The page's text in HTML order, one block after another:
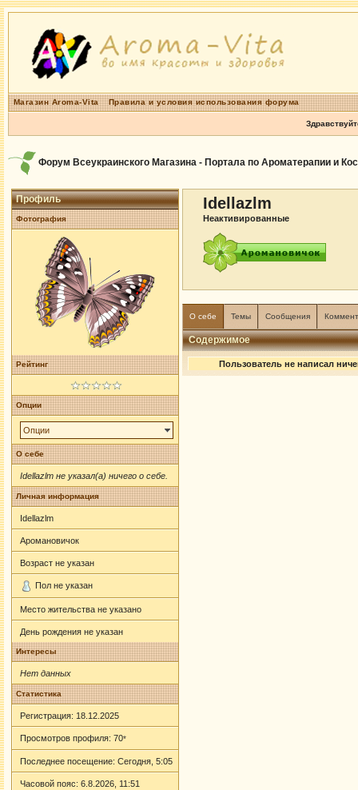
Магазин Aroma-Vita Правила и условия использования форума
Форум Всеукраинского Магазина - Портала по Ароматерапии и
Профиль
Фотография
Рейтинг
Опции
Опции
О себе
Idellazlm не указал(а) ничего о себе.
Личная информация
Idellazlm
Аромановичок
Возраст не указан
Пол не указан
Место жительства не указано
День рождения не указан
Интересы
Нет данных
Статистика
Регистрация: 18.12.2025
Просмотров профиля: 70*
Последнее посещение: Сегодня, 5:05
Часовой пояс: 6.8.2026, 11:51
Idellazlm
Неактивированные
О себе Темы Сообщения
Содержимое
Пользователь не написал